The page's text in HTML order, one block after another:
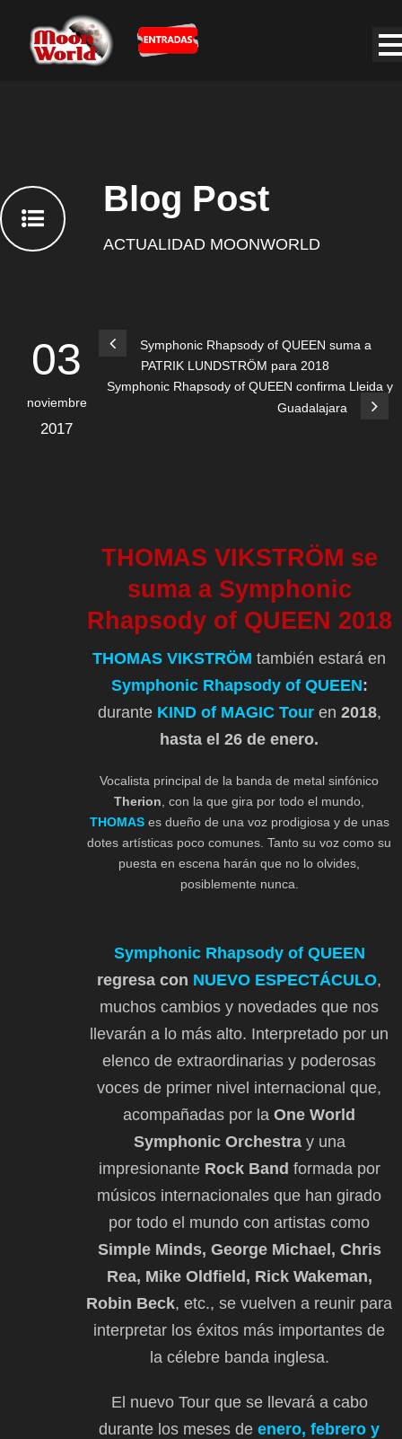
Blog Post
ACTUALIDAD MOONWORLD
03
noviembre
2017
THOMAS VIKSTRÖM se
suma a Symphonic
Rhapsody of QUEEN 2018
THOMAS VIKSTRÖM también estará en
Symphonic Rhapsody of QUEEN:
durante KIND of MAGIC Tour en 2018,
hasta el 26 de enero.
Vocalista principal de la banda de metal sinfónico
Therion , con la que gira por todo el mundo,
THOMASes dueño de una voz prodigiosa y de unas
dotes artísticas poco comunes. Tanto su voz como su
puesta en escena harán que no lo olvides,
posiblemente nunca.
Symphonic Rhapsody of QUEEN
regresa con NUEVO ESPECTÁCULO,
muchos cambios y novedades que nos
llevarán a lo más alto. Interpretado por un
elenco de extraordinarias y poderosas
voces de primer nivel internacional que,
acompañadas por la One World
Symphonic Orchestray una
impresionante Rock Band formada por
músicos internacionales que han girado
por todo el mundo con artistas como
Simple Minds, George Michael, Chris
Rea, Mike Oldfield, Rick Wakeman,
Robin Beck, etc., se vuelven a reunir para
interpretar los éxitos más importantes de
la célebre banda inglesa.
El nuevo Tour que se llevará a cabo
durante los meses de enero, febrero y
Symphonic Rhapsody of QUEEN suma a
PATRIK LUNDSTRÖM para 2018
Symphonic Rhapsody of QUEEN confirma Lleida y
Guadalajara